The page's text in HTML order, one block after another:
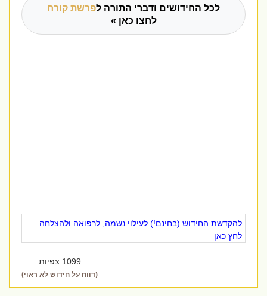
לכל החידושים ודברי התורה לפרשת קורח
לחצו כאן »
להקדשת החידוש (בחינם!) לעילוי נשמה, לרפואה ולהצלחה
לחץ כאן
1099 צפיות
(דווח על חידוש לא ראוי)